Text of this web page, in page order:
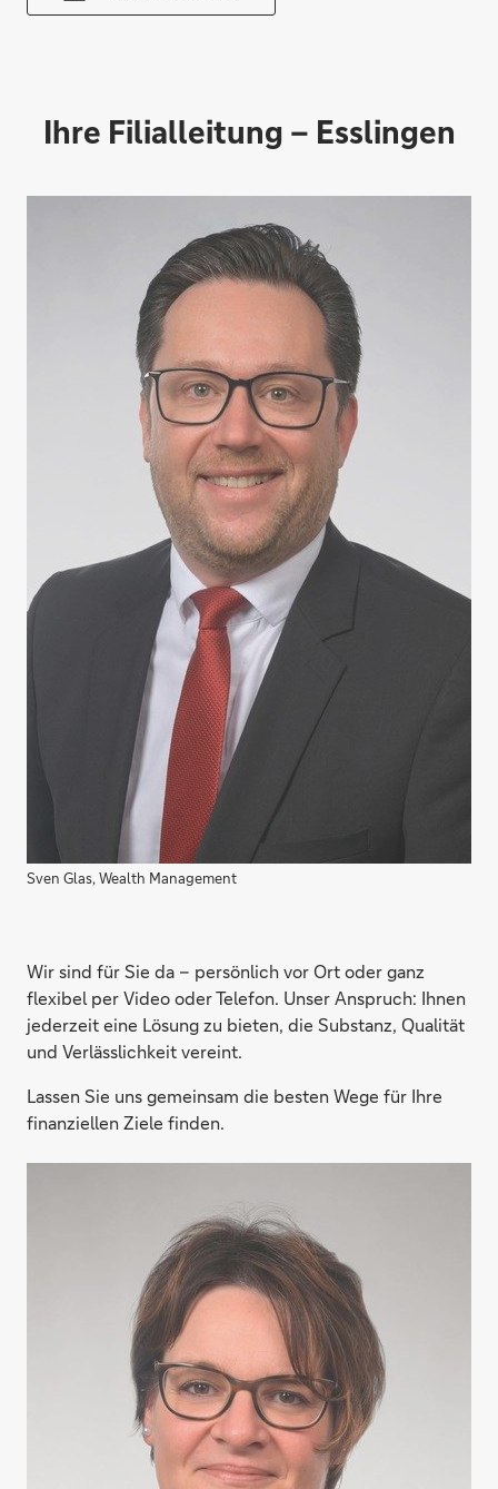
Ihre Filialleitung – Esslingen
Sven Glas, Wealth Management
Wir sind für Sie da – persönlich vor Ort oder ganz
flexibel per Video oder Telefon. Unser Anspruch: Ihnen
jederzeit eine Lösung zu bieten, die Substanz, Qualität
und Verlässlichkeit vereint.
Lassen Sie uns gemeinsam die besten Wege für Ihre
finanziellen Ziele finden.